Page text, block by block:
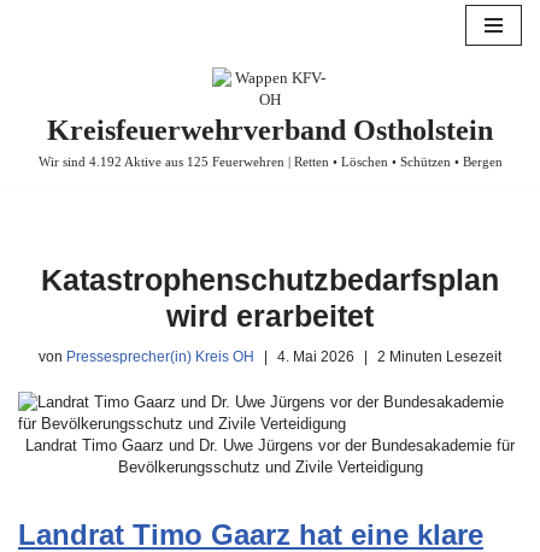
Kreisfeuerwehrverband Ostholstein
Wir sind 4.192 Aktive aus 125 Feuerwehren | Retten • Löschen • Schützen • Bergen
Katastrophenschutzbedarfsplan
wird erarbeitet
von Pressesprecher(in) Kreis OH 4. Mai 2026 2 Minuten Lesezeit
Landrat Timo Gaarz und Dr. Uwe Jürgens vor der Bundesakademie für
Bevölkerungsschutz und Zivile Verteidigung
Landrat Timo Gaarz hat eine klare